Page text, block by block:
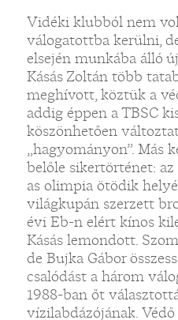
Vidéki klubból nem
válogatottba kerülni,
elsején munkába álló
Kásás Zoltán több
meghívott, köztük a
addig éppen a TBSC
köszönhetően
„hagyományon”. Más
belőle sikertörténet: az
as olimpia ötödik
világkupán szerzett
évi Eb-n elért kínos
Kásás lemondott.
de Bujka Gábor
csalódást a három
1988-ban őt
vízilabdázójának.